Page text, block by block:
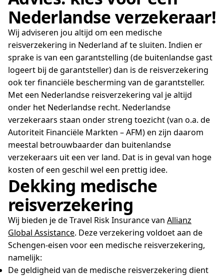
Nederlandse verzekeraar!
Wij adviseren jou altijd om een medische
reisverzekering in Nederland af te sluiten. Indien er
sprake is van een garantstelling (de buitenlandse gast
logeert bij de garantsteller) dan is de reisverzekering
ook ter financiële bescherming van de garantsteller.
Met een Nederlandse reisverzekering val je altijd
onder het Nederlandse recht. Nederlandse
verzekeraars staan onder streng toezicht (van o.a. de
Autoriteit Financiële Markten – AFM) en zijn daarom
meestal betrouwbaarder dan buitenlandse
verzekeraars uit een ver land. Dat is in geval van hoge
kosten of een geschil wel een prettig idee.
Dekking medische
reisverzekering
Wij bieden je de Travel Risk Insurance van Allianz
Global Assistance. Deze verzekering voldoet aan de
Schengen-eisen voor een medische reisverzekering,
namelijk:
De geldigheid van de medische reisverzekering dient